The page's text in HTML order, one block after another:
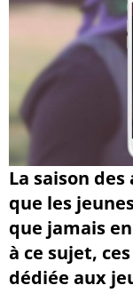
La saison
que les
que jamais
à ce sujet,
dédiée aux